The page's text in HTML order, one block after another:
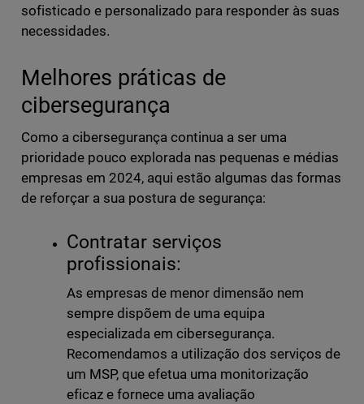
sofisticado e personalizado para responder às suas
necessidades.
Melhores práticas de
cibersegurança
Como a cibersegurança continua a ser uma
prioridade pouco explorada nas pequenas e médias
empresas em 2024, aqui estão algumas das formas
de reforçar a sua postura de segurança:
Contratar serviços
profissionais:
As empresas de menor dimensão nem
sempre dispõem de uma equipa
especializada em cibersegurança.
Recomendamos a utilização dos serviços de
um MSP, que efetua uma monitorização
eficaz e fornece uma avaliação